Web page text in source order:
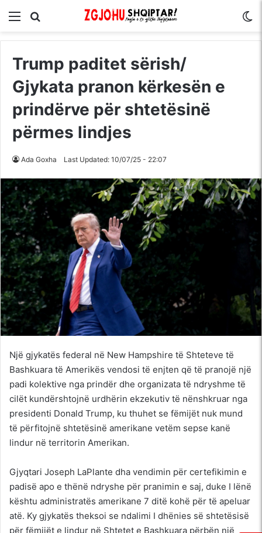
Menu
Trump paditet sërish/
Gjykata pranon kërkesën e
prindërve për shtetësinë
përmes lindjes
Ada Goxha Last Updated: 10/07/25 - 22:07
Një gjykatës federal në New Hampshire të Shteteve të
Bashkuara të Amerikës vendosi të enjten që të pranojë një
padi kolektive nga prindër dhe organizata të ndryshme të
cilët kundërshtojnë urdhërin ekzekutiv të nënshkruar nga
presidenti Donald Trump, ku thuhet se fëmijët nuk mund
të përfitojnë shtetësinë amerikane vetëm sepse kanë
lindur në territorin Amerikan.
Gjyqtari Joseph LaPlante dha vendimin për certefikimin e
padisë apo e thënë ndryshe për pranimin e saj, duke I lënë
kështu administratës amerikane 7 ditë kohë për të apeluar
atë. Ky gjykatës theksoi se ndalimi I dhënies së shtetësisë
për fëmijët e lindur në Shtetet e Bashkuara përbën një